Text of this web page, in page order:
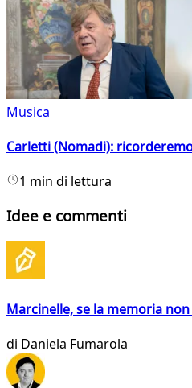
Musica
Carletti (Nomadi):
1 min di lettura
Idee e commenti
Marcinelle, se la memoria
di Daniela Fumarola